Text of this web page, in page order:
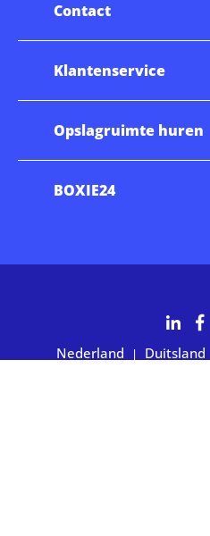
Contact
Klantenservice
Opslagruimte huren
BOXIE24
Nederland | Duitsland